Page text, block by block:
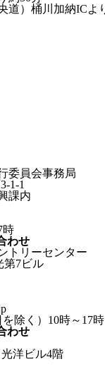
道）桶川加納ICよ
委員会事務局
1-1
課内
時
わせ
トリーセンター
第7ビル
除く）10時～17時
わせ
洋ビル4階